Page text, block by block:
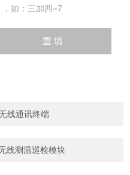
如：三加四=7
线通讯终端
线测温巡检模块